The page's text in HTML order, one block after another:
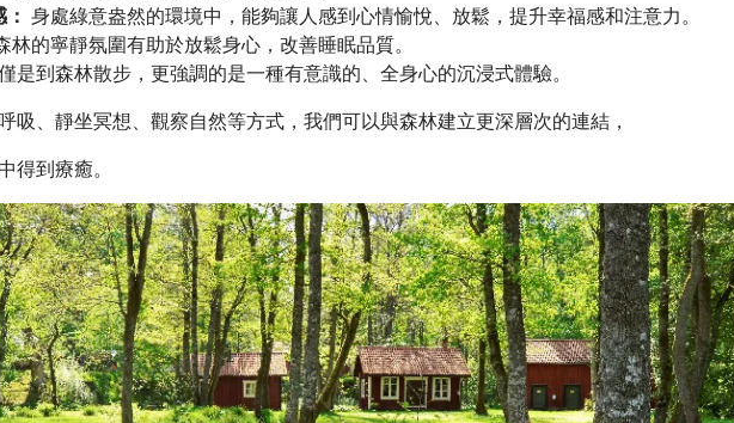
身處綠意盎然的環境中，能夠讓人感到心情愉悅、放鬆，提升幸福感和注意力。
林的寧靜氛圍有助於放鬆身心，改善睡眠品質。
是到森林散步，更強調的是一種有意識的、全身心的沉浸式體驗。
吸、靜坐冥想、觀察自然等方式，我們可以與森林建立更深層次的連結，
得到療癒。